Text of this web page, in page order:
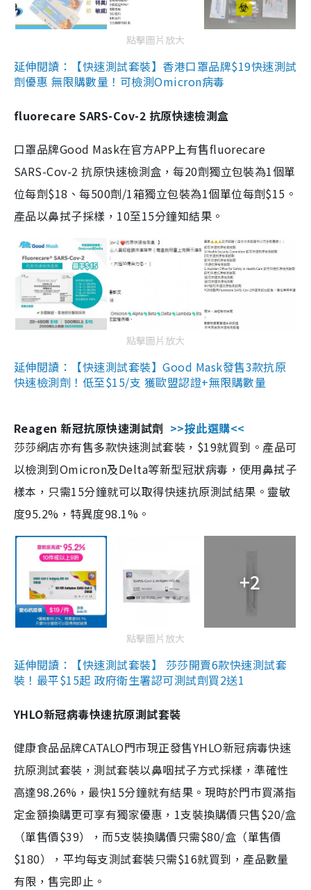
點擊圖片放大
延伸閱讀：【快速測試套裝】香港口罩品牌$19快速測試
劑優惠 無限購數量！可檢測Omicron病毒
fluorecare SARS-Cov-2 抗原快速檢測盒
口罩品牌Good Mask在官方APP上有售fluorecare
SARS-Cov-2 抗原快速檢測盒，每20劑獨立包裝為1個單
位每劑$18、每500劑/1箱獨立包裝為1個單位每劑$15。
產品以鼻拭子採樣，10至15分鐘知結果。
點擊圖片放大
延伸閱讀：【快速測試套裝】Good Mask發售3款抗原
快速檢測劑！低至$15/支 獲歐盟認證+無限購數量
Reagen 新冠抗原快速測試劑 >>按此選購<<
莎莎網店亦有售多款快速測試套裝，$19就買到。產品可
以檢測到Omicron及Delta等新型冠狀病毒，使用鼻拭子
樣本，只需15分鐘就可以取得快速抗原測試結果。靈敏
度95.2%，特異度98.1%。
+2
點擊圖片放大
延伸閱讀：【快速測試套裝】 莎莎開賣6款快速測試套
裝！最平$15起 政府衛生署認可測試劑買2送1
YHLO新冠病毒快速抗原測試套裝
健康食品品牌CATALO門市現正發售YHLO新冠病毒快速
抗原測試套裝，測試套裝以鼻咽拭子方式採樣，準確性
高達98.26%，最快15分鐘就有結果。現時於門市買滿指
定金額換購更可享有獨家優惠，1支裝換購價只售$20/盒
（單售價$39），而5支裝換購價只需$80/盒（單售價
$180），平均每支測試套裝只需$16就買到，產品數量
有限，售完即止。